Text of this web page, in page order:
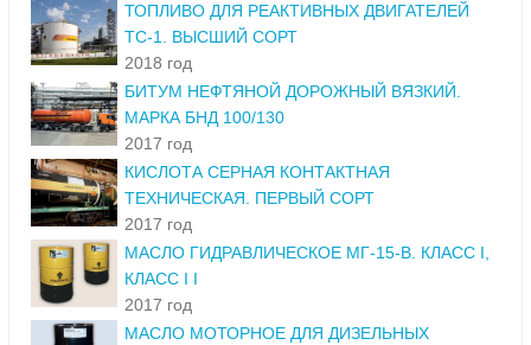
ТОПЛИВО ДЛЯ РЕАКТИВНЫХ ДВИГАТЕЛЕЙ
ТС-1. ВЫСШИЙ СОРТ
2018 год
БИТУМ НЕФТЯНОЙ ДОРОЖНЫЙ ВЯЗКИЙ.
МАРКА БНД 100/130
2017 год
КИСЛОТА СЕРНАЯ КОНТАКТНАЯ
ТЕХНИЧЕСКАЯ. ПЕРВЫЙ СОРТ
2017 год
МАСЛО ГИДРАВЛИЧЕСКОЕ МГ-15-В. КЛАСС I,
КЛАСС I I
2017 год
МАСЛО МОТОРНОЕ ДЛЯ ДИЗЕЛЬНЫХ